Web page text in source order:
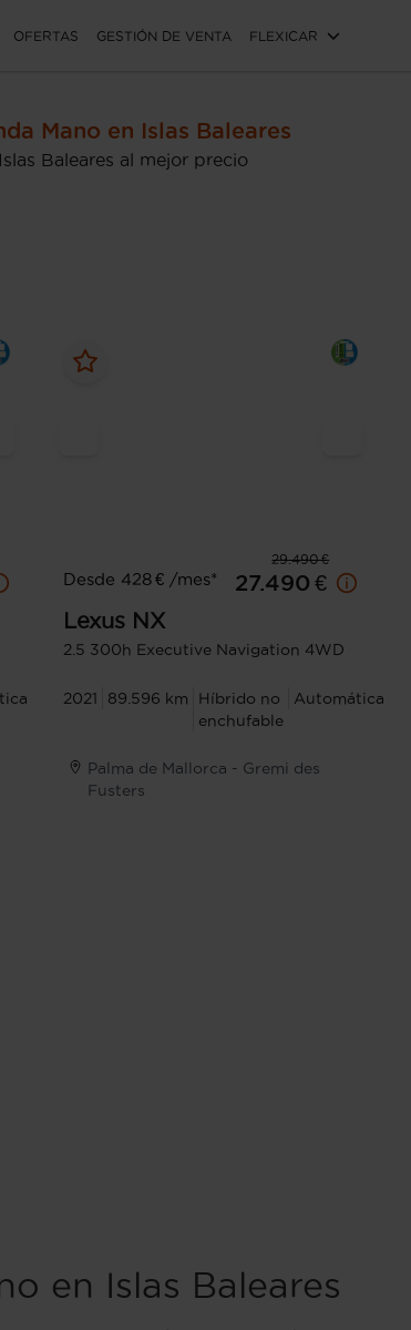
OFERTAS GESTIÓN DE VENTA FLEXICAR
Mano en Islas Baleares
Baleares al mejor precio
29.490 €
Desde 428 € /mes*
27.490 €
Lexus NX
2.5 300h Executive Navigation 4WD
2021 89.596 km
Híbrido no
enchufable
Automática
Palma de Mallorca - Gremi des
Fusters
en Islas Baleares